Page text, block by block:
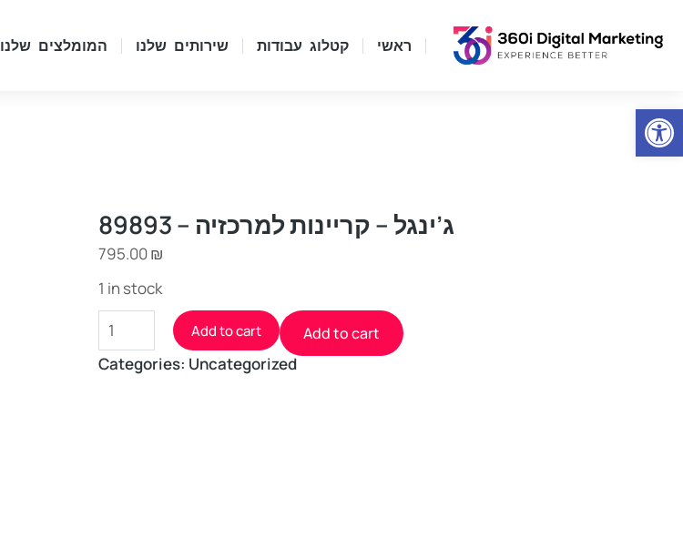
המומלצים שלנו שירותים שלנו קטלוג עבודות ראשי
ג’ינגל – קריינות למרכזיה – 89893
795.00₪
1 in stock
Add to cart Add to cart
Categories: Uncategorized